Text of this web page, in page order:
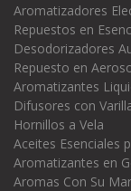
Aromatizadores
Repuestos en
Desodorizadores
Repuesto en
Aromatizantes
Difusores con
Hornillos a Vela
Aceites Esenciales
Aromatizantes en
Aromas Con Su